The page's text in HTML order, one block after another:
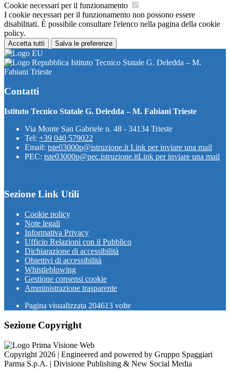
Cookie necessari per il funzionamento
I cookie necessari per il funzionamento non possono essere
disabilitati. È possibile consultare l'elenco nella pagina della cookie
policy.
Accetta tutti Salva le preferenze
Istituto Tecnico Statale G. Deledda – M.
Fabiani Trieste
Contatti
Istituto Tecnico Statale G. Deledda – M. Fabiani Trieste
Via Monte San Gabriele n. 48 - 34134 Trieste
Tel: +39 040 579022
Email: tste03000p@istruzione.it Link per inviare una mail
PEC: tste03000p@pec.istruzione.itLink per inviare una mail
Sezione Link Utili
Cookie policy
Note legali
Informativa Privacy
Ufficio Relazioni con il Pubblico
Dichiarazione di accessibilità
Obiettivi di accessibilità
Whistleblowing
Gestione consensi cookie
Amministrazione trasparente
Pagina visualizzata 204613 volte
Sezione Copyright
Copyright 2026 | Engineered and powered by Gruppo Spaggiari
Parma S.p.A. | Divisione Publishing & New Social Media